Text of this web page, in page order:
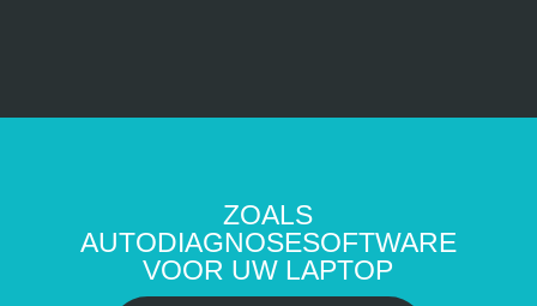
ZOALS
AUTODIAGNOSESOFTWARE
VOOR UW LAPTOP